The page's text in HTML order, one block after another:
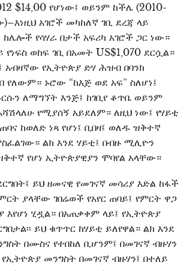
$14,00 የሆነው፤ ወይንም ከችሌ (2010-
አገሮች መካከለኛ ገቢ ደረጃ ላይ
ከሌሎች የሳሃራ በታች አፍሪካ አገሮች ጋር ነው።
የነፍስ ወከፍ ገቢ በአመት US$1,070 ደርሷል።
አብዛኛው የኢትዮጵያ ድሃ ሕዝብ በባንክ
ኑሮው “ከእጅ ወደ አፍ” ስለሆነ፤
ለማግኘት እንጅ፤ ከገቢየ ቆጥቤ ወይንም
የሚያሰኝ አይደለም። ለዚህ ነው፤ የሃይቲ
ከወለድ ነጻ የሆነ፤ ቢበዛ፤ ወለዱ ዝቅተኛ
ልክ እንደ ሃይቲ፤ በብዙ ሚሊዮን
የሆነ ኢትዮጵያዊያን ሞባየል አላቸው።
ይህ ዘመናዊ የመገናኛ መሳሪያ እድል ከፋች
ያላቸው ገበሬወች የአየር ጠባይ፤ የምርት ዋጋ
ሂዷል። በአጠቃቀም ላይ፤ የኢትዮጵያ
ይህ ቁጥጥር ከሃይቲ ይለየዋል። ልክ እንደ
በሙስና የተበከለ ቢሆንም፤ በመገናኛ ብዙሃን
መንግስት በመገናኛ ብዙሃን፤ በተለይ